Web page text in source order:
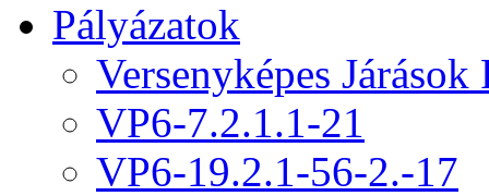
Pályázatok
Versenyképes Járások
VP6-7.2.1.1-21
VP6-19.2.1-56-2.-17